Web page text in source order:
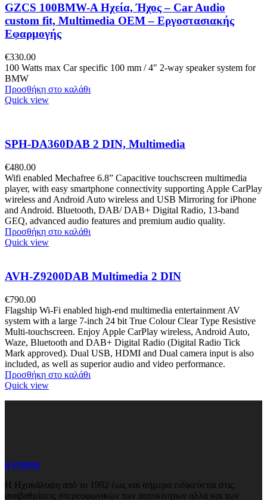
GZCS 100BMW-A Ηχεία, Ήχος – Car Audio
custom fit, Multimedia OEM – Εργοστασιακής
Εφαρμογής
€330.00
100 Watts max Car specific 100 mm / 4″ 2-way speaker system for
BMW
Προσθήκη στο καλάθι
Quick view
SPH-DA360DAB 2 DIN, Multimedia
€480.00
Wifi enabled Mechafree 6.8” Capacitive touchscreen multimedia
player, with easy smartphone connectivity supporting Apple CarPlay
wireless and Android Auto wireless and USB Mirroring for iPhone
and Android. Bluetooth, DAB/ DAB+ Digital Radio, 13-band
GEQ, advanced audio features and premium audio quality.
Προσθήκη στο καλάθι
Quick view
AVH-Z9200DAB Multimedia 2 DIN
€790.00
Flagship Wi-Fi enabled high-end multimedia entertainment AV
system with a large 7-inch 24 bit True Colour Clear Type Resistive
Multi-touchscreen. Enjoy Apple CarPlay wireless, Android Auto,
Waze, Bluetooth and DAB+ Digital Radio (Digital Radio Tick
Mark approved). Dual USB, HDMI and Dual camera input is also
included, as well as superior audio and video performance.
Προσθήκη στο καλάθι
Quick view
Η ΕΤΑΙΡΙΑ
Η Ηχοκάλυψη από το 1992 έως και σήμερα ειδικεύεται στις
αναβαθμίσεις στερεοφωνικών των αυτοκίνητων αλλά και των